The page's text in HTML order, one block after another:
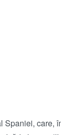
Spaniei, care,